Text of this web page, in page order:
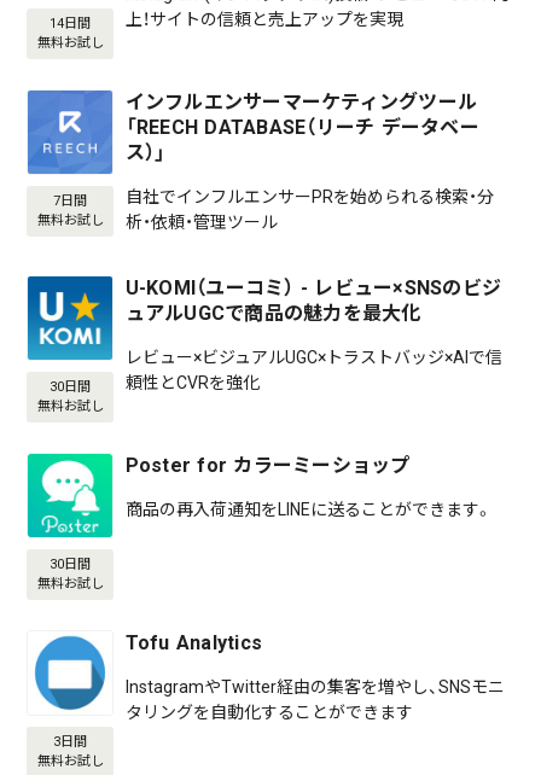
14日間
無料お試し
上！サイトの信頼と売上アップを実現
7日間
無料お試し
インフルエンサーマーケティングツール
「REECH DATABASE（リーチ データベー
ス）」
自社でインフルエンサーPRを始められる検索・分
析・依頼・管理ツール
30日間
無料お試し
U-KOMI（ユーコミ） - レビュー×SNSのビジ
ュアルUGCで商品の魅力を最大化
レビュー×ビジュアルUGC×トラストバッジ×AIで信
頼性とCVRを強化
30日間
無料お試し
Poster for カラーミーショップ
商品の再入荷通知をLINEに送ることができます。
3日間
無料お試し
Tofu Analytics
InstagramやTwitter経由の集客を増やし、SNSモニ
タリングを自動化することができます